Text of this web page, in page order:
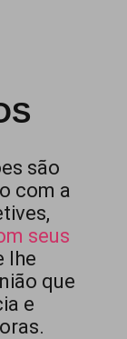
são
com a
seus
lhe
que
e